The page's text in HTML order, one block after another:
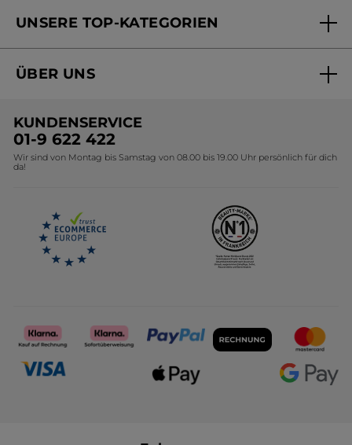
Online Preisliste
Versandhandel Preisliste
UNSERE TOP-KATEGORIEN
Black Friday Yves Rocher
Geschenkideen Yves Rocher
Kollektion Monoi Yves Rocher
ÜBER UNS
Umweltstiftung YR
Affiliate Programm
KUNDENSERVICE
01-9 622 422
Wir sind von Montag bis Samstag von 08.00 bis 19.00 Uhr persönlich für dich
da!